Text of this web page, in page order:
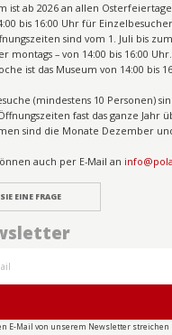
ist ab 2026 an allen
bis 16:00 Uhr für
sind vom 1. Juli bis
montags – von 14:00 bis 16:00
ist das Museum von 14:00 bis
(mindestens 10 Personen)
fast das ganze Jahr
sind die Monate Dezember
auch per E-Mail an
EINE FRAGE
E-Mail von unserem Newsletter streichen